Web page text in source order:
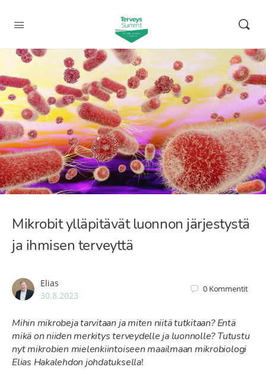
Mikrobit ylläpitävät luonnon järjestystä
ja ihmisen terveyttä
Elias
30.8.2023
0 Kommentit
Mihin mikrobeja tarvitaan ja miten niitä tutkitaan? Entä
mikä on niiden merkitys terveydelle ja luonnolle? Tutustu
nyt mikrobien mielenkiintoiseen maailmaan mikrobiologi
Elias Hakalehdon johdatuksella!